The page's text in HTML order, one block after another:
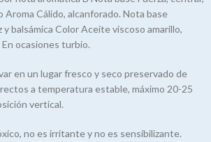
Aroma Cálido, alcanforado. Nota base
y balsámica Color Aceite viscoso amarillo,
ocasiones turbio.
en un lugar fresco y seco preservado de
a temperatura estable, máximo 20-25
vertical.
no es irritante y no es sensibilizante.